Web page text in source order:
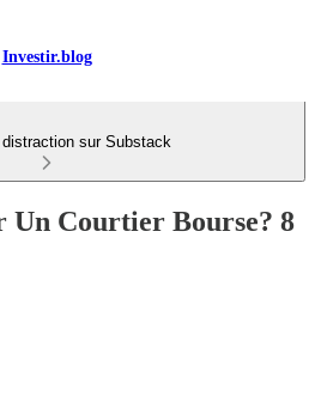
Investir.blog
sur Substack
Un Courtier Bourse? 8